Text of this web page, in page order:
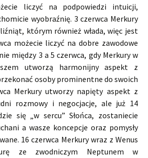
liczyć na podpowiedzi intuicji,
wyobraźnię. 3 czerwca Merkury
którym również włada, więc jest
możecie liczyć na dobre zawodowe
między 3 a 5 czerwca, gdy Merkury w
utworzą harmonijny aspekt z
osoby prominentne do swoich
Merkury utworzy napięty aspekt z
rozmowy i negocjacje, ale już 14
się „w sercu” Słońca, zostaniecie
a wasze koncepcje oraz pomysły
16 czerwca Merkury wraz z Wenus
ze zwodniczym Neptunem w